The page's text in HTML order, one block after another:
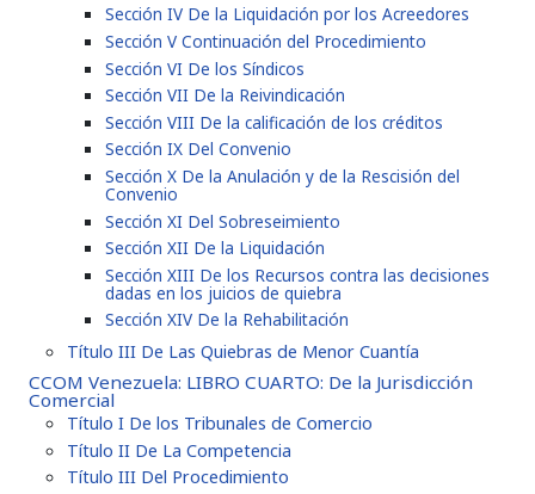
Sección IV De la Liquidación por los Acreedores
Sección V Continuación del Procedimiento
Sección VI De los Síndicos
Sección VII De la Reivindicación
Sección VIII De la calificación de los créditos
Sección IX Del Convenio
Sección X De la Anulación y de la Rescisión del
Convenio
Sección XI Del Sobreseimiento
Sección XII De la Liquidación
Sección XIII De los Recursos contra las decisiones
dadas en los juicios de quiebra
Sección XIV De la Rehabilitación
Título III De Las Quiebras de Menor Cuantía
CCOM Venezuela: LIBRO CUARTO: De la Jurisdicción
Comercial
Título I De los Tribunales de Comercio
Título II De La Competencia
Título III Del Procedimiento